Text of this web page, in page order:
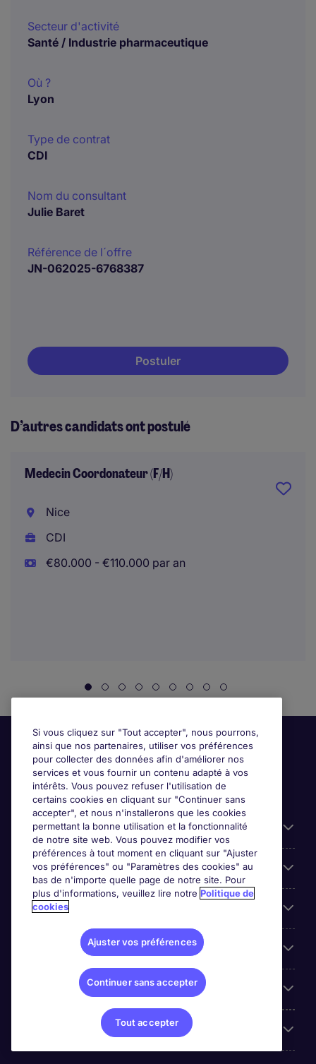
Secteur d'activité
Santé / Industrie pharmaceutique
Où ?
Lyon
Type de contrat
CDI
Nom du consultant
Julie Baret
Référence de l´offre
JN-062025-6768387
Postuler
D’autres candidats ont postulé
Medecin Coordonateur (F/H)
Nice
CDI
€80.000 - €110.000 par an
Candidats
Entreprises
Contact
Les avis Google
Nos offres d'emploi
Si vous cliquez sur "Tout accepter", nous pourrons,
ainsi que nos partenaires, utiliser vos préférences
pour collecter des données afin d'améliorer nos
services et vous fournir un contenu adapté à vos
intérêts. Vous pouvez refuser l'utilisation de
certains cookies en cliquant sur "Continuer sans
accepter", et nous n'installerons que les cookies
permettant la bonne utilisation et la fonctionnalité
de notre site web. Vous pouvez modifier vos
préférences à tout moment en cliquant sur "Ajuster
vos préférences" ou "Paramètres des cookies" au
bas de n'importe quelle page de notre site. Pour
plus d'informations, veuillez lire notre Politique de
cookies
Ajuster vos préférences
Continuer sans accepter
Tout accepter